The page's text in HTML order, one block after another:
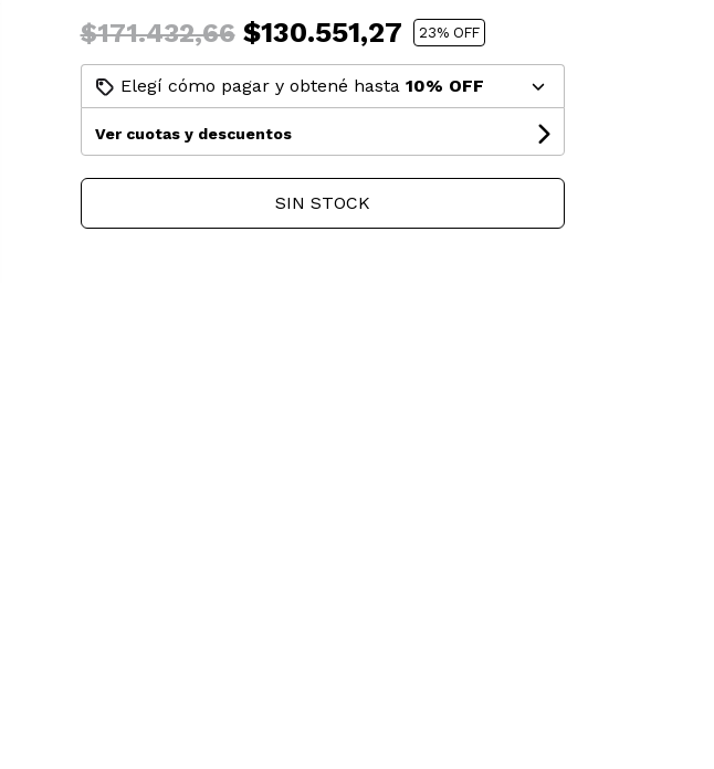
$171.432,66$130.551,27 23% OFF
Elegí cómo pagar y obtené hasta 10% OFF
Ver cuotas y descuentos
SIN STOCK